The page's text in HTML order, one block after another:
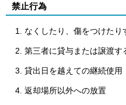
禁止行為
なくしたり、傷をつけたり
第三者に貸与または譲渡す
貸出日を越えての継続使用
返却場所以外への放置